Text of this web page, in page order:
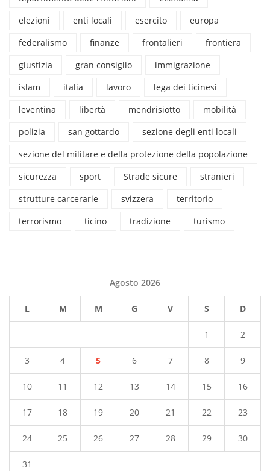
elezioni
enti locali esercito
europa
federalismo
finanze frontalieri
frontiera
giustizia
gran consiglio
immigrazione
islam
italia lavoro
lega dei ticinesi
leventina
libertà mendrisiotto
mobilità
polizia
san gottardo
sezione degli enti locali
sezione del militare e della protezione della popolazione
sicurezza
sport Strade sicure
stranieri
strutture carcerarie
svizzera
territorio
terrorismo
ticino tradizione turismo
Agosto 2026
L M M G V S D
1 2
3 4 5 6 7 8 9
10 11 12 13 14 15 16
17 18 19 20 21 22 23
24 25 26 27 28 29 30
31